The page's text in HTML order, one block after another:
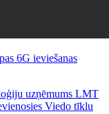
6G ieviešanas
uzņēmums LMT
Viedo tīklu